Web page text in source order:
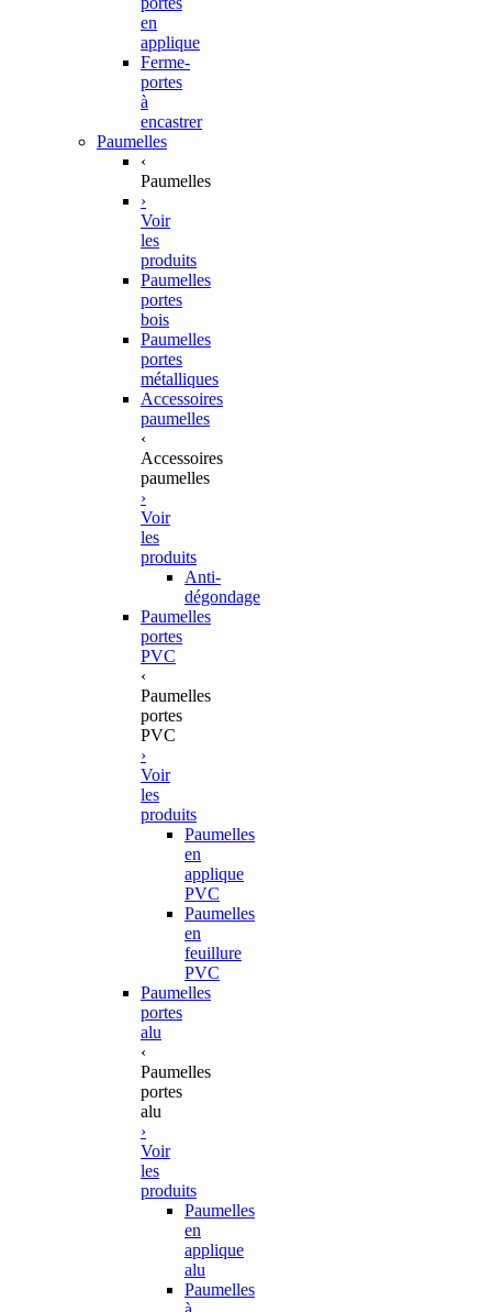
en
applique
Ferme-
portes
à
encastrer
Paumelles
‹
Paumelles
›
Voir
les
produits
Paumelles
portes
bois
Paumelles
portes
métalliques
Accessoires
paumelles
‹
Accessoires
paumelles
›
Voir
les
produits
Anti-
dégondage
Paumelles
portes
PVC
‹
Paumelles
portes
PVC
›
Voir
les
produits
Paumelles
en
applique
PVC
Paumelles
en
feuillure
PVC
Paumelles
portes
alu
‹
Paumelles
portes
alu
›
Voir
les
produits
Paumelles
en
applique
alu
Paumelles